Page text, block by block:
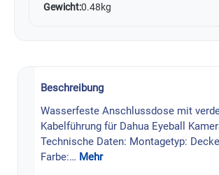
Gewicht:0.48kg
Beschreibung
Wasserfeste Anschlussdose mit
Kabelführung für Dahua Eyeball
Technische Daten: Montagetyp:
Farbe:… Mehr